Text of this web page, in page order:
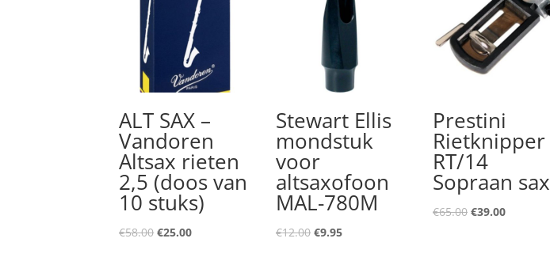
ALT SAX –
Vandoren
Altsax rieten
2,5 (doos van
10 stuks)
€58.00 Oorspronkelijke
€25.00Huidige
Stewart Ellis
mondstuk
voor
altsaxofoon
MAL-780M
€12.00 Oorspronkelijke
€9.95Huidige
Prestini
Rietknipper
RT/14
Sopraan sax
€65.00 Oorspronkelijke
€39.00Huidige